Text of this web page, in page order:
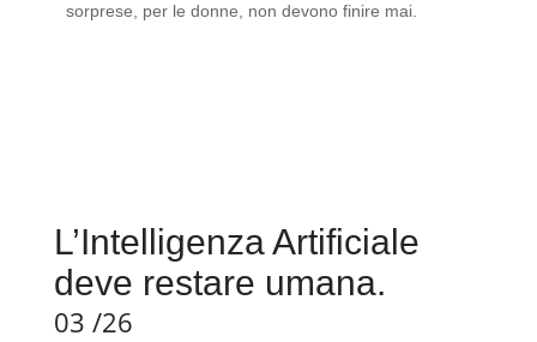
sorprese, per le donne, non devono finire mai.
L’Intelligenza Artificiale
deve restare umana.
03 /26